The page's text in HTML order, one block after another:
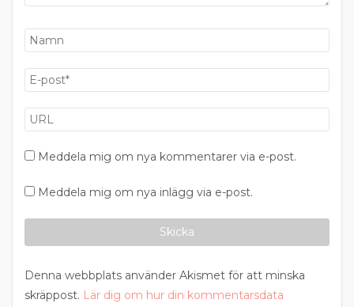
Meddela mig om nya kommentarer via e-post.
Meddela mig om nya inlägg via e-post.
Denna webbplats använder Akismet för att minska
skräppost. Lär dig om hur din kommentarsdata